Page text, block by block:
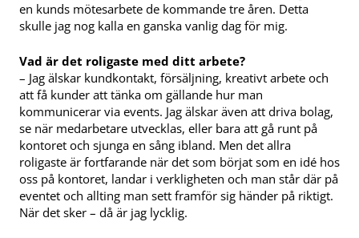
en kunds mötesarbete de kommande tre åren. Detta
skulle jag nog kalla en ganska vanlig dag för mig.
Vad är det roligaste med ditt arbete?
– Jag älskar kundkontakt, försäljning, kreativt arbete och
att få kunder att tänka om gällande hur man
kommunicerar via events. Jag älskar även att driva bolag,
se när medarbetare utvecklas, eller bara att gå runt på
kontoret och sjunga en sång ibland. Men det allra
roligaste är fortfarande när det som börjat som en idé hos
oss på kontoret, landar i verkligheten och man står där på
eventet och allting man sett framför sig händer på riktigt.
När det sker – då är jag lycklig.